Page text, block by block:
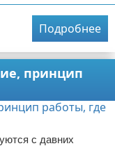
Подробнее
принцип
с давних